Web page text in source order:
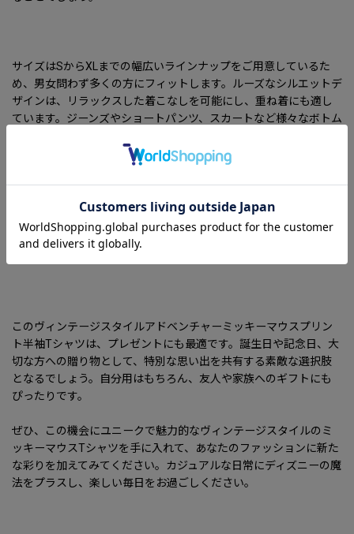
サイズはSからXLまでの幅広いラインナップをご用意しているた
め、男女問わず多くの方にフィットします。ルーズなシルエットデ
ザインは、リラックスした着こなしを可能にし、重ね着にも適し
ています。ジーンズやショートパンツ、スカートなど様々なボトム
ウスが大胆にプリントされており、ディズニーの魅力を存分に楽し
むことができます。友達とのお出かけや家族とのレジャー、または
映画鑑賞などさまざまなシーンで活躍すること間違いなしです。フ
ァッション性だけでなく、ディズニーの持つ遊び心が詰まったデザ
このヴィンテージスタイルアドベンチャーミッキーマウスプリン
ト半袖Tシャツは、プレゼントにも最適です。誕生日や記念日、大
切な方への贈り物として、特別な思い出を共有する素敵な選択肢
となるでしょう。自分用はもちろん、友人や家族へのギフトにも
ぴったりです。
ぜひ、この機会にユニークで魅力的なヴィンテージスタイルのミ
ッキーマウスTシャツを手に入れて、あなたのファッションに新た
な彩りを加えてみてください。カジュアルな日常にディズニーの魔
法をプラスし、楽しい毎日をお過ごしください。